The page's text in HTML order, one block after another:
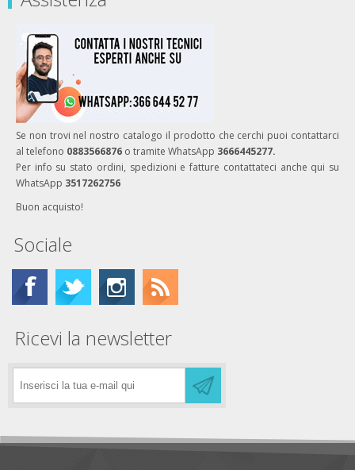
Se non trovi nel nostro catalogo il prodotto che cerchi puoi contattarci
al telefono 0883566876 o tramite WhatsApp 3666445277.
Per info su stato ordini, spedizioni e fatture contattateci anche qui su
WhatsApp 3517262756
Buon acquisto!
Sociale
Ricevi la newsletter